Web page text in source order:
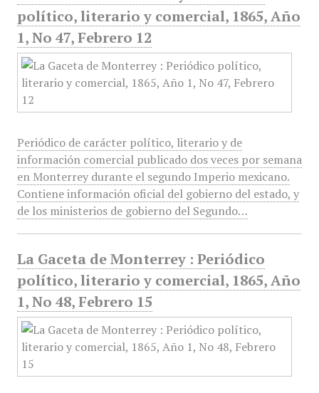
político, literario y comercial, 1865, Año
1, No 47, Febrero 12
Periódico de carácter político, literario y de
información comercial publicado dos veces por semana
en Monterrey durante el segundo Imperio mexicano.
Contiene información oficial del gobierno del estado, y
de los ministerios de gobierno del Segundo…
La Gaceta de Monterrey : Periódico
político, literario y comercial, 1865, Año
1, No 48, Febrero 15